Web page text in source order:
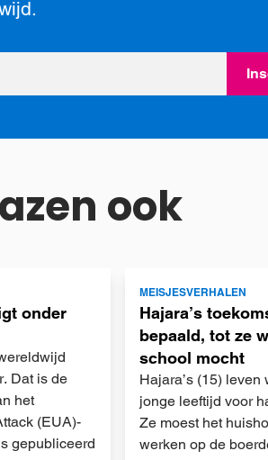
ook
onder
Dat is de
het
(EUA)-
gepubliceerd
MEISJESVERHALEN
Hajara’s
bepaald, tot ze
school mocht
Hajara’s (15) leven
jonge leeftijd voor
Ze moest het
werken op de
meer